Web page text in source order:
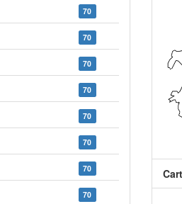
70
70
70
70
70
70
70
70